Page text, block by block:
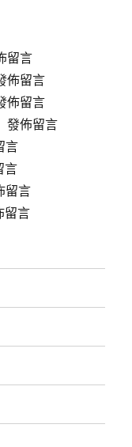
留言
佈留言
佈留言
發佈留言
言
言
留言
留言